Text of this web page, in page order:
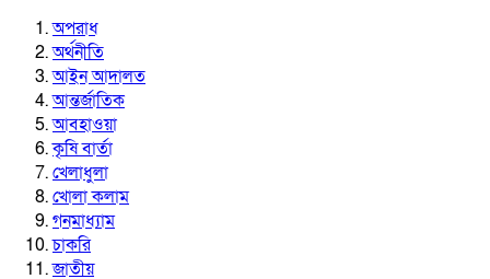
অপরাধ
অর্থনীতি
আইন আদালত
আন্তর্জাতিক
আবহাওয়া
কৃষি বার্তা
খেলাধুলা
খোলা কলাম
গনমাধ্যাম
চাকরি
জাতীয়